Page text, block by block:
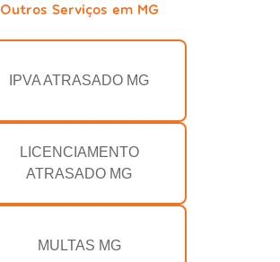
Outros Serviços em MG
IPVA ATRASADO MG
LICENCIAMENTO
ATRASADO MG
MULTAS MG